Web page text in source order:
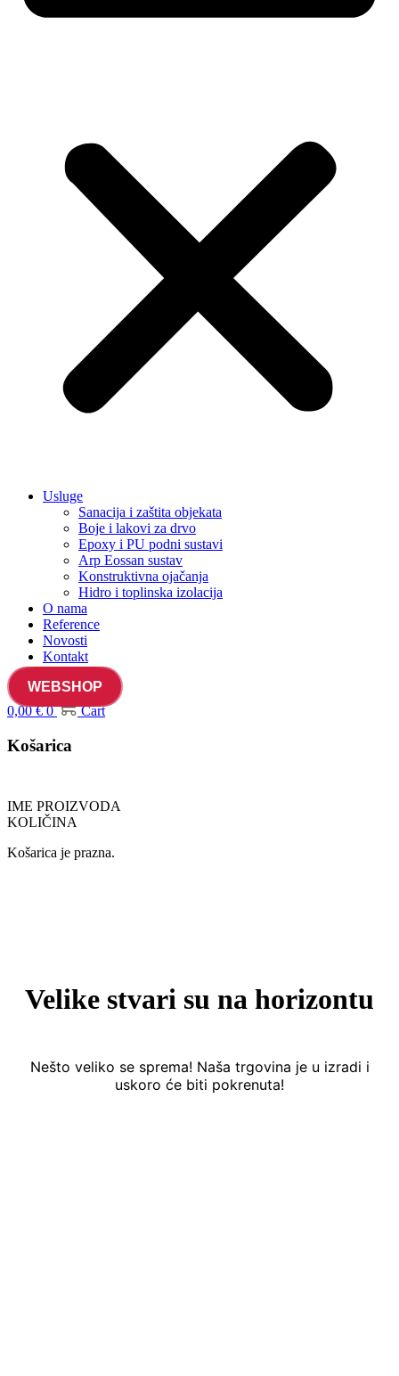
Usluge
Sanacija i zaštita objekata
Boje i lakovi za drvo
Epoxy i PU podni sustavi
Arp Eossan sustav
Konstruktivna ojačanja
Hidro i toplinska izolacija
O nama
Reference
Novosti
Kontakt
WEBSHOP
0,00€ 0 Cart
Košarica
IME PROIZVODA
KOLIČINA
Košarica je prazna.
Velike stvari su na horizontu
Nešto veliko se sprema! Naša trgovina je u izradi i
uskoro će biti pokrenuta!